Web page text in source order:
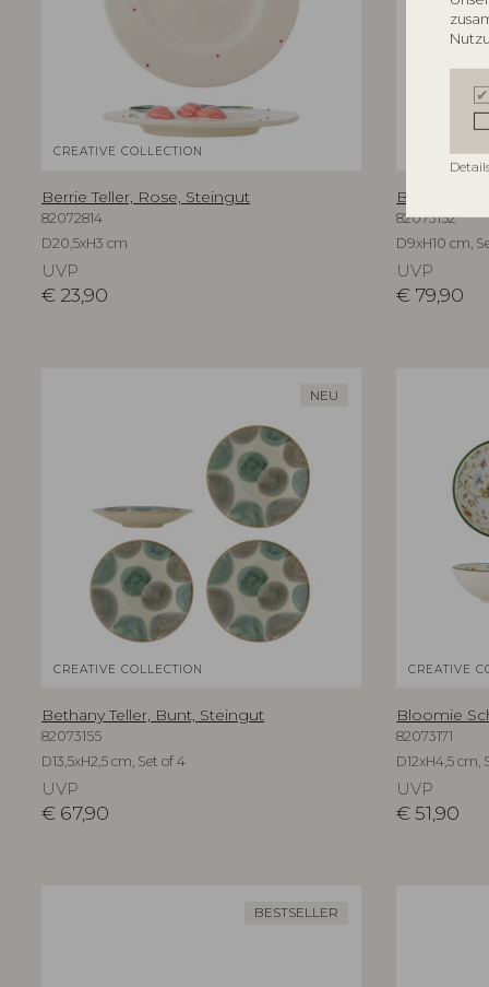
CREATIVE COLLECTION
Berrie Teller, Rose, Steingut
82072814
D20,5xH3 cm
UVP
€ 23,90
CREATIVE
Bethany
82073152
D9xH10 cm,
UVP
€ 79,90
NEU
CREATIVE COLLECTION
Bethany Teller, Bunt, Steingut
82073155
D13,5xH2,5 cm, Set of 4
UVP
€ 67,90
CREATIVE
Bloomie
82073171
D12xH4,5 cm,
UVP
€51,90
BESTSELLER